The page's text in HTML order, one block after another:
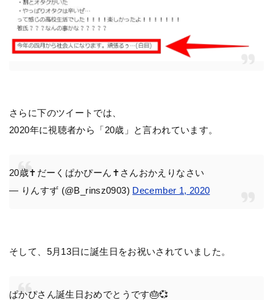
さらに下のツイートでは、
2020年に視聴者から「20歳」と言われています。
20歳✝️だーくぱかぴーん✝️さんおかえりなさい
— りんすず (@B_rinsz0903) December 1, 2020
そして、5月13日に誕生日をお祝いされていました。
ぱかぴさん誕生日おめでとうです🎂💞